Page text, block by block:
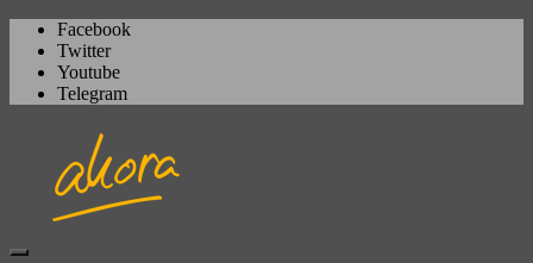
Facebook
Twitter
Youtube
Telegram